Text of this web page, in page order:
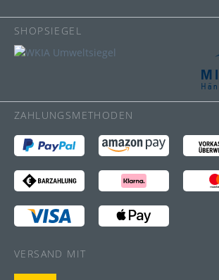
SHOPSIEGEL
ZAHLUNGSMETHODEN
VERSAND MIT